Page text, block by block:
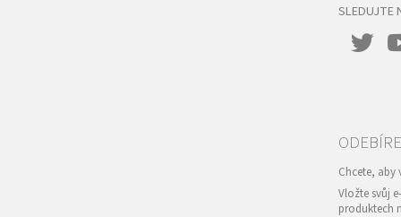
SLEDUJTE
Vložte svůj
produktech